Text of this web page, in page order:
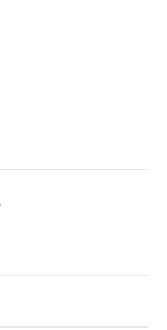
1.999,00.